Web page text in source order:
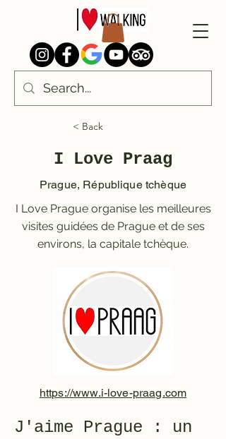
< Back
I Love Praag
Prague, République tchèque
I Love Prague organise les meilleures
visites guidées de Prague et de ses
environs, la capitale tchèque.
https://www.i-love-praag.com
J'aime Prague : un